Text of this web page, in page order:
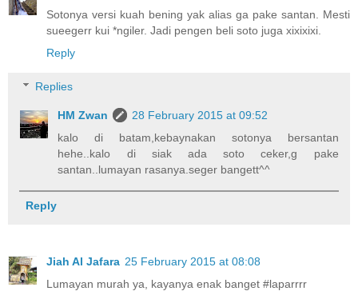
Sotonya versi kuah bening yak alias ga pake santan. Mesti
sueegerr kui *ngiler. Jadi pengen beli soto juga xixixixi.
Reply
Replies
HM Zwan
28 February 2015 at 09:52
kalo di batam,kebaynakan sotonya bersantan
hehe..kalo di siak ada soto ceker,g pake
santan..lumayan rasanya.seger bangett^^
Reply
Jiah Al Jafara 25 February 2015 at 08:08
Lumayan murah ya, kayanya enak banget #laparrrr